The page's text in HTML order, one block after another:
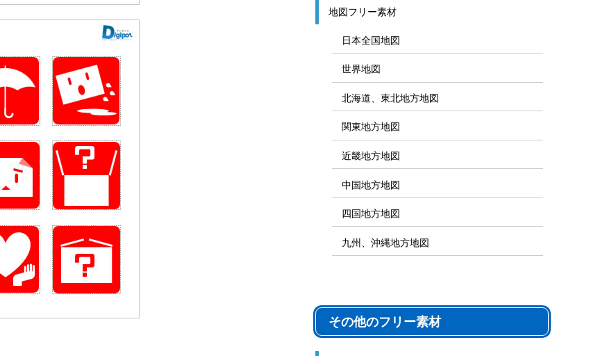
地図フリー素材
日本全国地図
世界地図
北海道、東北地方地図
関東地方地図
近畿地方地図
中国地方地図
四国地方地図
九州、沖縄地方地図
その他のフリー素材